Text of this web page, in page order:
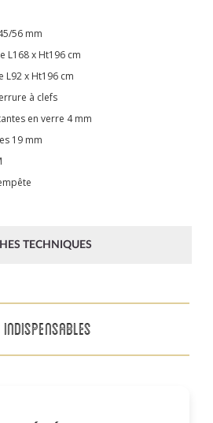
56 mm
L168 x Ht196 cm
L92 x Ht196 cm
à clefs
en verre 4 mm
19 mm
TECHNIQUES
INDISPENSABLES